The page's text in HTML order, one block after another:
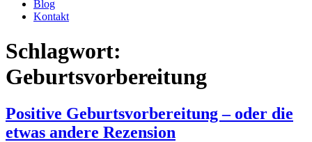
Blog
Kontakt
Schlagwort:
Geburtsvorbereitung
Positive Geburtsvorbereitung – oder die
etwas andere Rezension